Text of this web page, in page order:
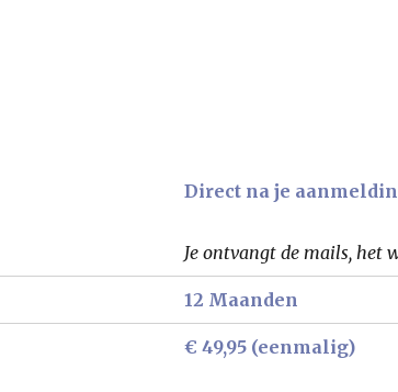
Direct na je
Je ontvangt de mails, het
12 Maanden
€ 49,95 (eenmalig)